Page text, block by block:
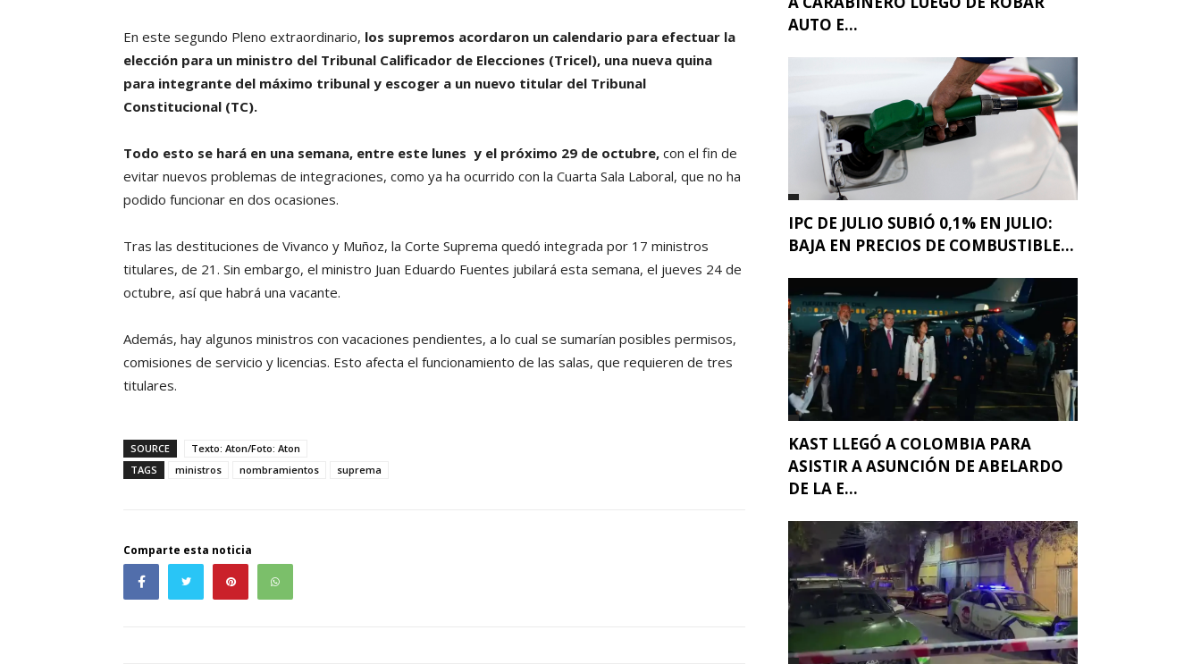
En este segundo Pleno extraordinario, los supremos acordaron un calendario para efectuar la
elección para un ministro del Tribunal Calificador de Elecciones (Tricel), una nueva quina
para integrante del máximo tribunal y escoger a un nuevo titular del Tribunal
Constitucional (TC).
Todo esto se hará en una semana, entre este lunes y el próximo 29 de octubre, con el fin de
evitar nuevos problemas de integraciones, como ya ha ocurrido con la Cuarta Sala Laboral, que no ha
podido funcionar en dos ocasiones.
Tras las destituciones de Vivanco y Muñoz, la Corte Suprema quedó integrada por 17 ministros
titulares, de 21. Sin embargo, el ministro Juan Eduardo Fuentes jubilará esta semana, el jueves 24 de
octubre, así que habrá una vacante.
Además, hay algunos ministros con vacaciones pendientes, a lo cual se sumarían posibles permisos,
comisiones de servicio y licencias. Esto afecta el funcionamiento de las salas, que requieren de tres
titulares.
SOURCE
Texto: Aton/Foto: Aton
TAGS
ministros nombramientos suprema
Comparte esta noticia
AUTO E...
IPC DE JULIO SUBIÓ 0,1% EN JULIO:
BAJA EN PRECIOS DE COMBUSTIBLE...
KAST LLEGÓ A COLOMBIA PARA
ASISTIR A ASUNCIÓN DE ABELARDO
DE LA E...